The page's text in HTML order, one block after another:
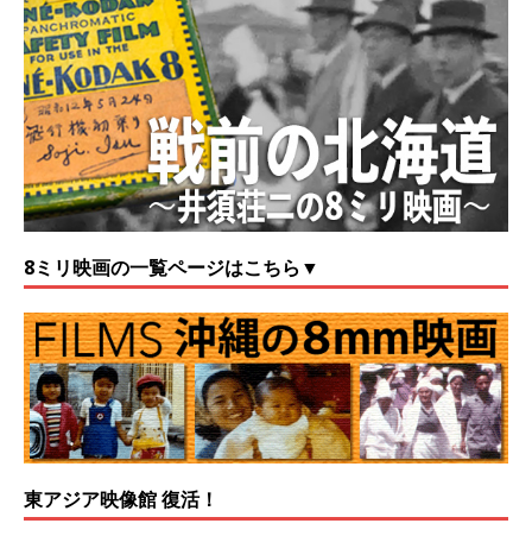
8ミリ映画の一覧ページはこちら▼
東アジア映像館 復活！